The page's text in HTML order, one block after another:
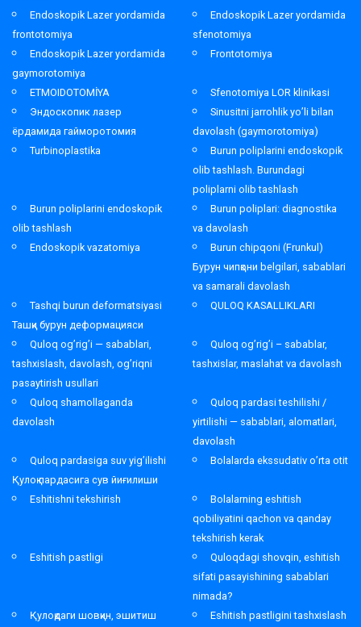
Endoskopik Lazer yordamida
frontotomiya
Endoskopik Lazer yordamida
sfenotomiya
Endoskopik Lazer yordamida
gaymorotomiya
Frontotomiya
ETMOIDOTOMİYA
Sfenotomiya LOR klinikasi
Эндоскопик лазер
ёрдамида гайморотомия
Sinusitni jarrohlik yo’li bilan
davolash (gaymorotomiya)
Turbinoplastika
Burun poliplarini endoskopik
olib tashlash. Burundagi
poliplarni olib tashlash
Burun poliplarini endoskopik
olib tashlash
Burun poliplari: diagnostika
va davolash
Endoskopik vazatomiya
Burun chipqoni (Frunkul)
Бурун чипқони belgilari, sabablari
va samarali davolash
Tashqi burun deformatsiyasi
Ташқи бурун деформацияси
QULOQ KASALLIKLARI
Quloq og’rig’i — sabablari,
tashxislash, davolash, og’riqni
pasaytirish usullari
Quloq og’rig’i – sabablar,
tashxislar, maslahat va davolash
Quloq shamollaganda
davolash
Quloq pardasi teshilishi /
yirtilishi — sabablari, alomatlari,
davolash
Quloq pardasiga suv yig’ilishi
Қулоқ пардасига сув йиғилиши
Bolalarda ekssudativ o’rta otit
Eshitishni tekshirish
Bolalarning eshitish
qobiliyatini qachon va qanday
tekshirish kerak
Eshitish pastligi
Quloqdagi shovqin, eshitish
sifati pasayishining sabablari
nimada?
Қулоқдаги шовқин, эшитиш
Eshitish pastligini tashxislash